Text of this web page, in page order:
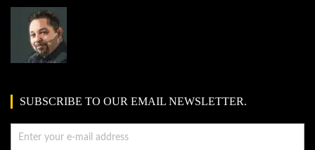
SUBSCRIBE TO OUR EMAIL NEWSLETTER.